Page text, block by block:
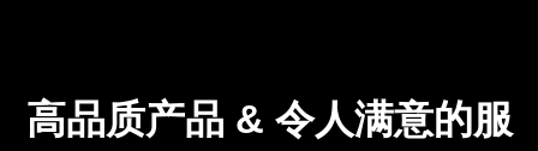
高品质产品 & 令人满意的服